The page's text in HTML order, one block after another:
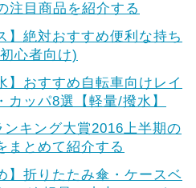
注目商品を紹介する
】絶対おすすめ便利な持ち
心者向け)
】おすすめ自転車向けレイ
カッパ8選【軽量/撥水】
ンキング大賞2016上半期の
まとめて紹介する
】折りたたみ傘・ケースベ